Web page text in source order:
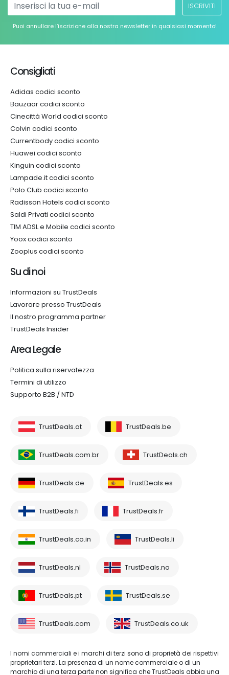
ISCRIVITI
Puoi annullare l’iscrizione alla nostra newsletter in qualsiasi momento!
Consigliati
Adidas codici sconto
Bauzaar codici sconto
Cinecittà World codici sconto
Colvin codici sconto
Currentbody codici sconto
Huawei codici sconto
Kinguin codici sconto
Lampade.it codici sconto
Polo Club codici sconto
Radisson Hotels codici sconto
Saldi Privati codici sconto
TIM ADSL e Mobile codici sconto
Yoox codici sconto
Zooplus codici sconto
Su di noi
Informazioni su TrustDeals
Lavorare presso TrustDeals
Il nostro programma partner
TrustDeals Insider
Area Legale
Politica sulla riservatezza
Termini di utilizzo
Supporto B2B / NTD
TrustDeals.at TrustDeals.be
TrustDeals.com.br TrustDeals.ch
TrustDeals.de TrustDeals.es
TrustDeals.fi TrustDeals.fr
TrustDeals.co.in TrustDeals.li
TrustDeals.nl TrustDeals.no
TrustDeals.pt TrustDeals.se
TrustDeals.com TrustDeals.co.uk
I nomi commerciali e i marchi di terzi sono di proprietà dei rispettivi
proprietari terzi. La presenza di un nome commerciale o di un
marchio di una terza parte non significa che TrustDeals abbia una